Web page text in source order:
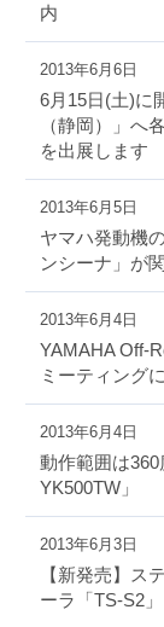
内
2013年6月6日
6月15日(土)に
（静岡）」へ
を出展します
2013年6月5日
ヤマハ発動機
ンシーナ」が
2013年6月4日
YAMAHA Off-
ミーティング
2013年6月4日
動作範囲は
YK500TW」
2013年6月3日
【新発売】ス
ーラ「TS-S2」